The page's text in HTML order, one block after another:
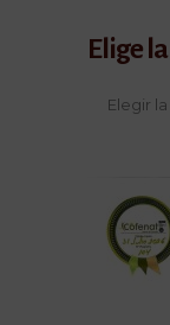
Elige